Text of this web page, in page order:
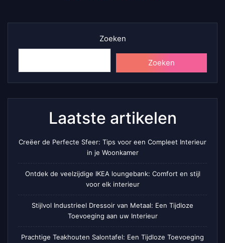
Zoeken
Zoeken
Laatste artikelen
Creëer de Perfecte Sfeer: Tips voor een Compleet Interieur
in je Woonkamer
Ontdek de veelzijdige IKEA loungebank: Comfort en stijl
voor elk interieur
Stijlvol Industrieel Dressoir van Metaal: Een Tijdloze
Toevoeging aan uw Interieur
Prachtige Teakhouten Salontafel: Een Tijdloze Toevoeging